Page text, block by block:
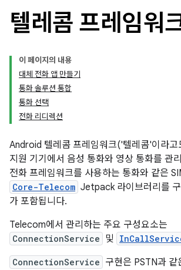
텔레콤 프레임워
이 페이지의 내용
대체 전화 앱 만들기
통화 솔루션 통합
통화 선택
전화 리디렉션
Android 텔레콤 프레임워크('텔레콤'이라
지원 기기에서 음성 통화와 영상 통화를 관
전화 프레임워크를 사용하는 통화와 같은
Core-Telecom Jetpack 라이브러리를
가 포함됩니다.
Telecom에서 관리하는 주요 구성요소는
ConnectionService 및
ConnectionService 구현은 PSTN과